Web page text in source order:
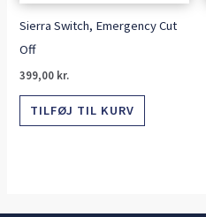
Sierra Switch, Emergency Cut
Off
399,00 kr.
TILFØJ TIL KURV